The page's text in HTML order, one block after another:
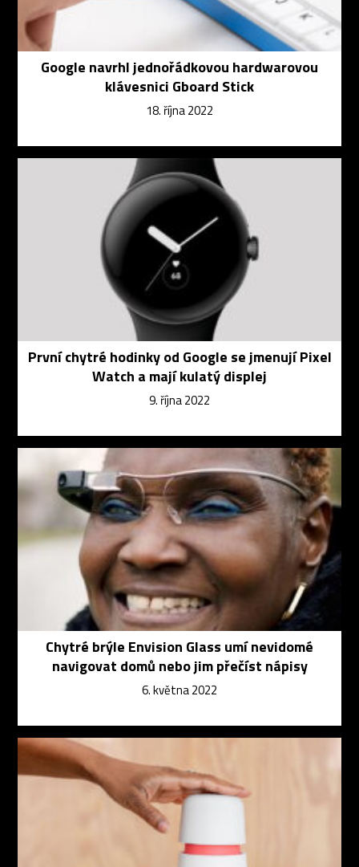
Google navrhl jednořádkovou hardwarovou
klávesnici Gboard Stick
18. října 2022
První chytré hodinky od Google se jmenují Pixel
Watch a mají kulatý displej
9. října 2022
Chytré brýle Envision Glass umí nevidomé
navigovat domů nebo jim přečíst nápisy
6. května 2022